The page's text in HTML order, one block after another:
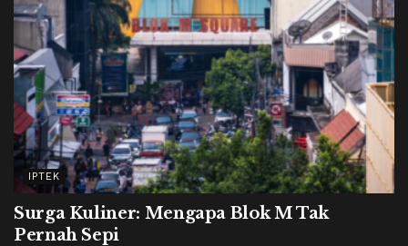
IPTEK
Surga Kuliner: Mengapa Blok M Tak
Pernah Sepi